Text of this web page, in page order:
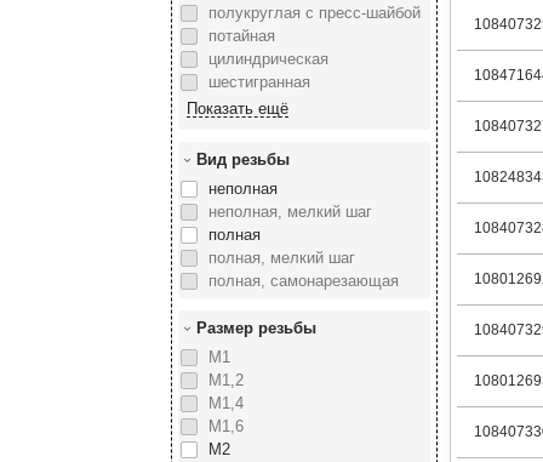
полукруглая с пресс-шайбой
потайная
цилиндрическая
шестигранная
Вид резьбы
неполная
неполная, мелкий шаг
полная
полная, мелкий шаг
полная, самонарезающая
Размер резьбы
М1
М1,2
М1,4
М1,6
М2